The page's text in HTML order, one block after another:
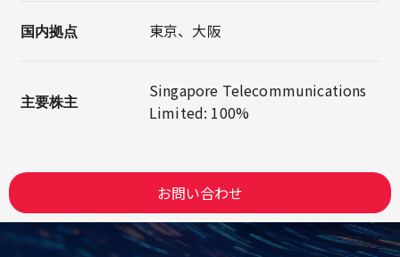
国内拠点 東京、大阪
主要株主
Singapore Telecommunications
Limited: 100%
お問い合わせ